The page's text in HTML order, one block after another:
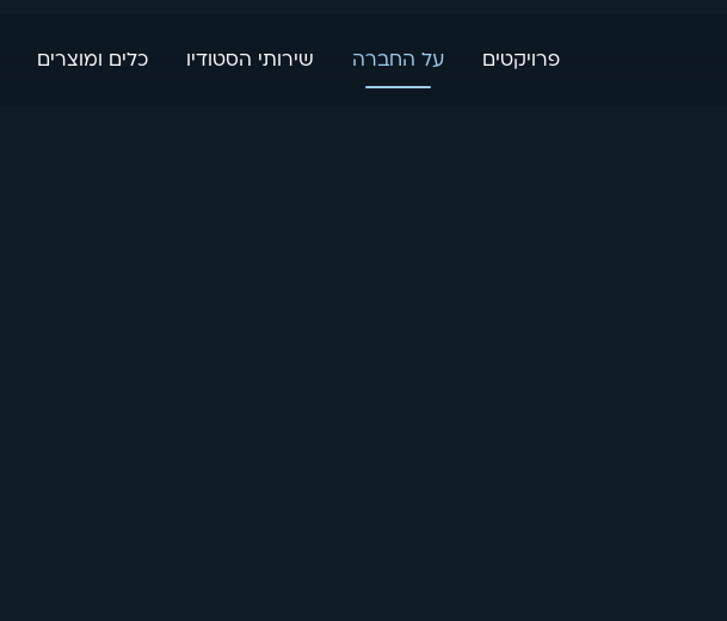
כלים ומוצרים שירותי הסטודיו על החברה פרויקטים